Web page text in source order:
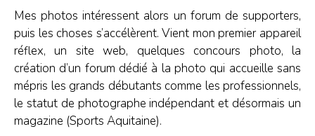
Mes photos intéressent alors un forum de supporters,
puis les choses s’accélèrent. Vient mon premier appareil
réflex, un site web, quelques concours photo, la
création d’un forum dédié à la photo qui accueille sans
mépris les grands débutants comme les professionnels,
le statut de photographe indépendant et désormais un
magazine (Sports Aquitaine).